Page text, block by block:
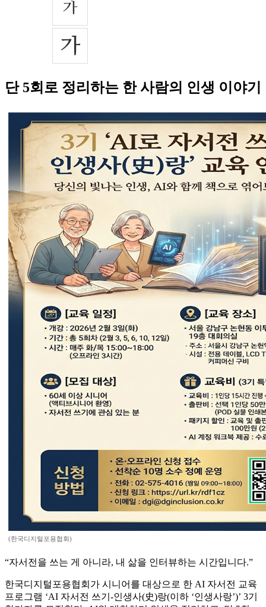
단 5회로 정리하는 한 사람의 인생 이야기
(한국디지털포용협회)
“자서전을 쓰는 게 아니라, 내 삶을 인터뷰하는 시간입니다.”
한국디지털포용협회가 시니어를 대상으로 한 AI 자서전 교육
프로그램 ‘AI 자서전 쓰기-인생사(史)랑(이하 ‘인생사랑’)’ 3기